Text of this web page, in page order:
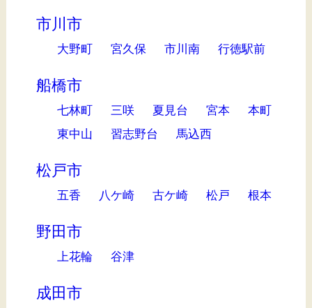
市川市
大野町 宮久保 市川南 行徳駅前
船橋市
七林町 三咲 夏見台 宮本
本町
東中山
習志野台 馬込西
松戸市
五香 八ケ崎 古ケ崎 松戸 根本
野田市
上花輪 谷津
成田市